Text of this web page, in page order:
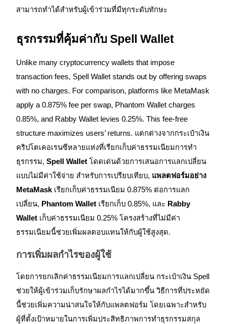
การเซ้งแบบยืดหยุ่นเพื่อรับโทเคนยอดนิยม
การล็อค BTR
การลงทุนพิเศษสำหรับผู้ถือ BTR
เงินกู้
บริการยืมเงินที่ได้รับการสนับสนุนจาก Crypto
สามารถทำได้สำหรับผู้เข้าร่วมที่มีทุกระดับทักษะ
ธุรกรรมที่คุ้มค่ากับ Spell Wallet
Unlike many cryptocurrency wallets that impose
transaction fees, Spell Wallet stands out by offering swaps
with no charges. For comparison, platforms like MetaMask
apply a 0.875% fee per swap, Phantom Wallet charges
0.85%, and Rabby Wallet levies 0.25%. This fee-free
structure maximizes users’ returns. แตกต่างจากกระเป๋าเงิน
คริปโตเคอเรนซีหลายแห่งที่เรียกเก็บค่าธรรมเนียมการทำ
ธุรกรรม, Spell Wallet โดดเด่นด้วยการเสนอการแลกเปลี่ยน
แบบไม่มีค่าใช้จ่าย สำหรับการเปรียบเทียบ, แพลตฟอร์มอย่าง
MetaMaskเรียกเก็บค่าธรรมเนียม 0.875% ต่อการแลก
เปลี่ยน, Phantom Wallet เรียกเก็บ 0.85%, และ Rabby
Wallet เก็บค่าธรรมเนียม 0.25% โครงสร้างที่ไม่มีค่า
ธรรมเนียมนี้ช่วยเพิ่มผลตอบแทนให้กับผู้ใช้สูงสุด.
การเพิ่มผลกำไรของผู้ใช้
โดยการยกเลิกค่าธรรมเนียมการแลกเปลี่ยน กระเป๋าเงิน Spell
ช่วยให้ผู้เข้าร่วมเก็บรักษาผลกำไรได้มากขึ้น วิธีการที่ประหยัด
นี้ช่วยเพิ่มความน่าสนใจให้กับแพลตฟอร์ม โดยเฉพาะสำหรับ
ผู้ที่ตั้งเป้าหมายในการเพิ่มประสิทธิภาพการทำธุรกรรมสกุล